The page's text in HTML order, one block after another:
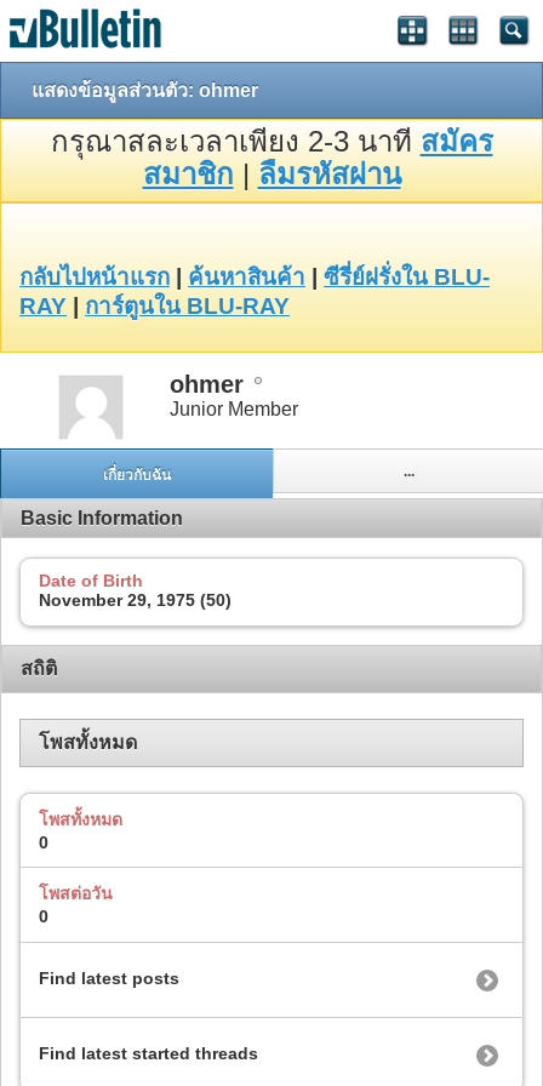
แสดงข้อมูลส่วนตัว: ohmer
กรุณาสละเวลาเพียง 2-3 นาที สมัคร
สมาชิก | ลืมรหัสผ่าน
กลับไปหน้าแรก ค้นหาสินค้า
ซีรี่ย์ฝรั่งใน BLU-
RAY
การ์ตูนใน BLU-RAY
ohmer
Junior Member
เกี่ยวกับฉัน ...
Basic Information
Date of Birth
November 29, 1975 (50)
สถิติ
โพสทั้งหมด
โพสทั้งหมด
0
โพสต่อวัน
0
Find latest posts
Find latest started threads